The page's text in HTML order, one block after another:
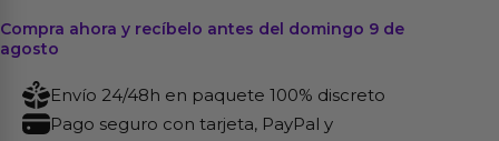
Compra ahora y recíbelo antes del domingo 9 de
agosto
Envío 24/48h en paquete 100% discreto
Pago seguro con tarjeta, PayPal y